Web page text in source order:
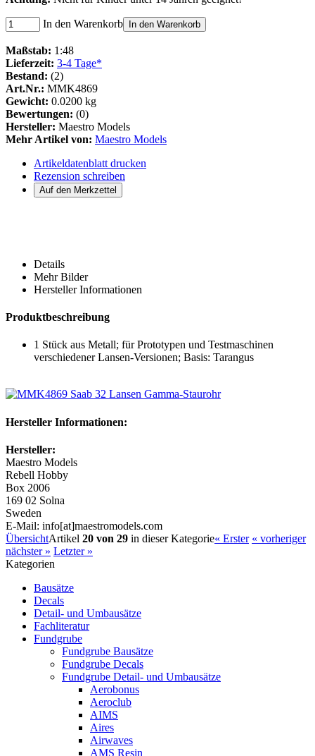
In den Warenkorb In den Warenkorb
Maßstab: 1:48
Lieferzeit: 3-4 Tage*
Bestand: (2)
Art.Nr.: MMK4869
Gewicht: 0.0200 kg
Bewertungen: (0)
Hersteller: Maestro Models
Mehr Artikel von: Maestro Models
Artikeldatenblatt drucken
Rezension schreiben
Details
Mehr Bilder
Hersteller Informationen
Produktbeschreibung
1 Stück aus Metall; für Prototypen und Testmaschinen
verschiedener Lansen-Versionen; Basis: Tarangus
Hersteller Informationen:
Hersteller:
Maestro Models
Rebell Hobby
Box 2006
169 02 Solna
Sweden
E-Mail: info[at]maestromodels.com
ÜbersichtArtikel 20 von 29 in dieser Kategorie« Erster « vorheriger
nächster » Letzter »
Kategorien
Bausätze
Decals
Detail- und Umbausätze
Fachliteratur
Fundgrube
Fundgrube Bausätze
Fundgrube Decals
Fundgrube Detail- und Umbausätze
Aerobonus
Aeroclub
AIMS
Aires
Airwaves
AMS Resin